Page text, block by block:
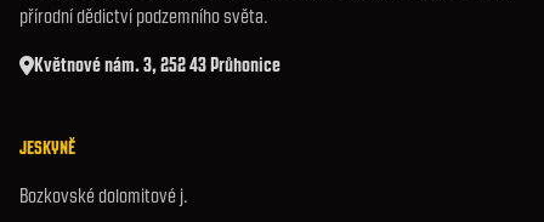
přírodní dědictví podzemního světa.
Květnové nám. 3, 252 43 Průhonice
JESKYNĚ
Bozkovské dolomitové j.